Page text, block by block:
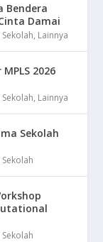
Bendera
Damai
, Lainnya
2026
, Lainnya
Sekolah